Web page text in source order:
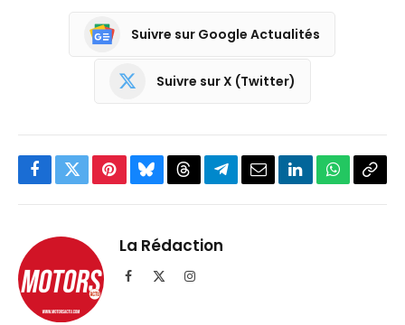
Suivre sur Google Actualités
Suivre sur X (Twitter)
Facebook
TwitterPinterestBlueskyThreadsPartager
Telegram
EmailLinkedInWhatsApp
La Rédaction
Facebook Instagram